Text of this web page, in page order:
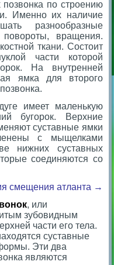
по строению
Именно их наличие
разнообразные
вращения.
ткани. Состоит
части которой
На внутренней
ямка для второго
имеет маленькую
бугорок. Верхние
суставные ямки
с мыщелками
нижних суставных
соединяются со
смещения атланта →
, или
зубовидным
части его тела.
суставные
Эти два
являются